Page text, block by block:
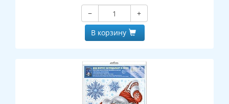
−
+
В корзину